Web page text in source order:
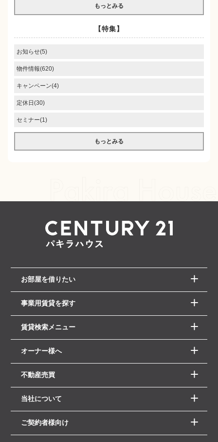
もっとみる
【特集】
お知らせ(5)
物件情報(620)
キャンペーン(4)
定休日(30)
セミナー(1)
もっとみる
お部屋を借りたい
事業用賃貸を探す
賃貸検索メニュー
オーナー様へ
不動産売買
当社について
ご契約者様向け